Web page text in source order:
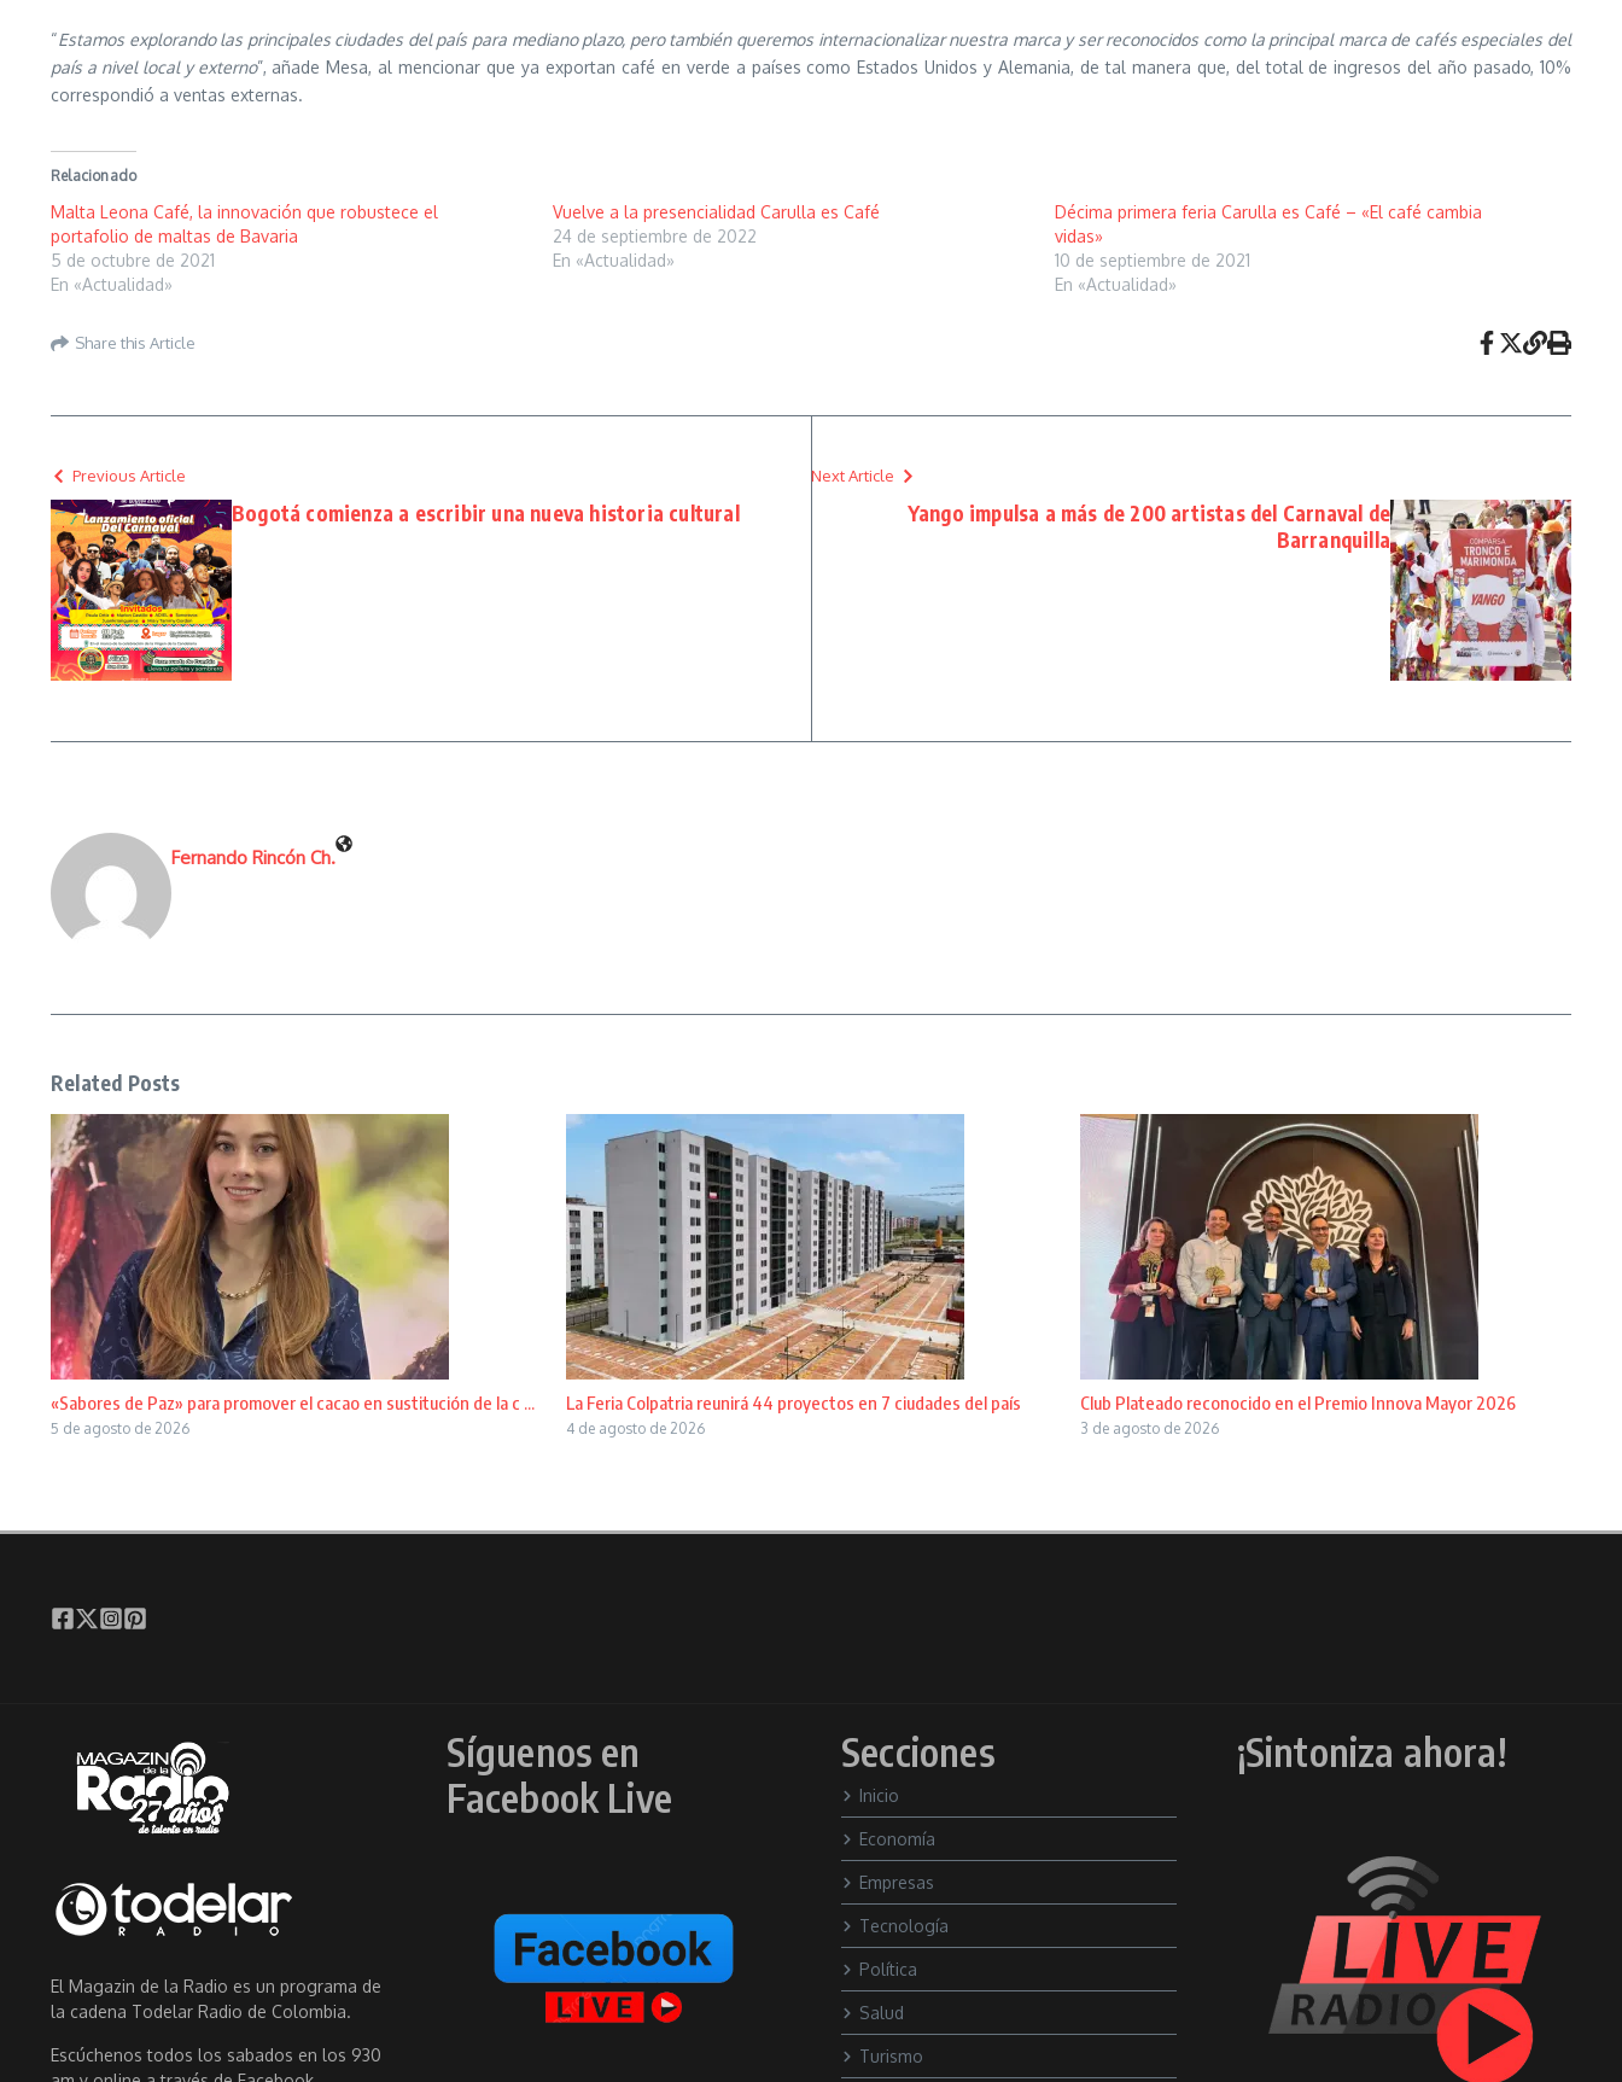
“Estamos explorando las principales ciudades del país para mediano plazo, pero también queremos internacionalizar nuestra marca y ser reconocidos como la principal marca de cafés especiales del
país a nivel local y externo”, añade Mesa, al mencionar que ya exportan café en verde a países como Estados Unidos y Alemania, de tal manera que, del total de ingresos del año pasado, 10%
correspondió a ventas externas.
Relacionado
Malta Leona Café, la innovación que robustece el
portafolio de maltas de Bavaria
5 de octubre de 2021
En «Actualidad»
Vuelve a la presencialidad Carulla es Café
24 de septiembre de 2022
En «Actualidad»
Décima primera feria Carulla es Café – «El café cambia
vidas»
10 de septiembre de 2021
En «Actualidad»
Share this Article
Previous Article
Bogotá comienza a escribir una nueva historia cultural
Next Article
Yango impulsa a más de 200 artistas del Carnaval de
Barranquilla
Fernando Rincón Ch.
Related Posts
«Sabores de Paz» para promover el cacao en sustitución de la c ...
5 de agosto de 2026
La Feria Colpatria reunirá 44 proyectos en 7 ciudades del país
4 de agosto de 2026
Club Plateado reconocido en el Premio Innova Mayor 2026
3 de agosto de 2026
El Magazin de la Radio es un programa de
la cadena Todelar Radio de Colombia.
Escúchenos todos los sabados en los 930
Síguenos en
Facebook Live
Secciones
Inicio
Economía
Empresas
Tecnología
Política
Salud
Turismo
¡Sintoniza ahora!